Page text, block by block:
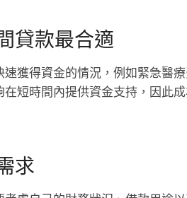
貸款最合適
獲得資金的情況，例如緊急醫
短時間內提供資金支持，因此
求